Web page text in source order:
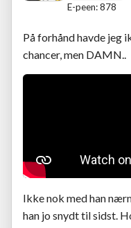
E-peen: 878
På forhånd havde jeg
chancer, men DAMN..
Ikke nok med han
han jo snydt til sidst.